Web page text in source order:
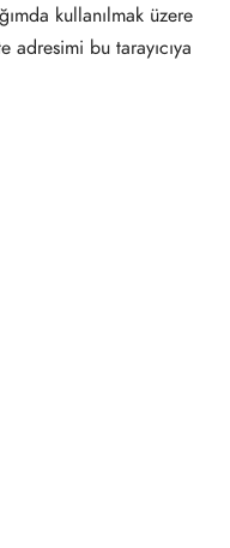
kullanılmak üzere
adresimi bu tarayıcıya